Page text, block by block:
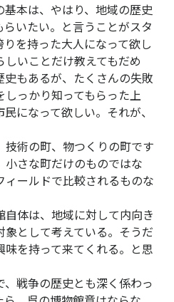
本は、やはり、地域の歴史
いたい。と言うことがスタ
を持った大人になって欲し
いことだけ教えてもだめ
もあるが、たくさんの失敗
っかり知ってもらった上
になって欲しい。それが、
術の町、物つくりの町です
さな町だけのものではな
ールドで比較されるものな
体は、地域に対して内向き
として考えている。そうだ
を持って来てくれる。と思
戦争の歴史とも深く係わっ